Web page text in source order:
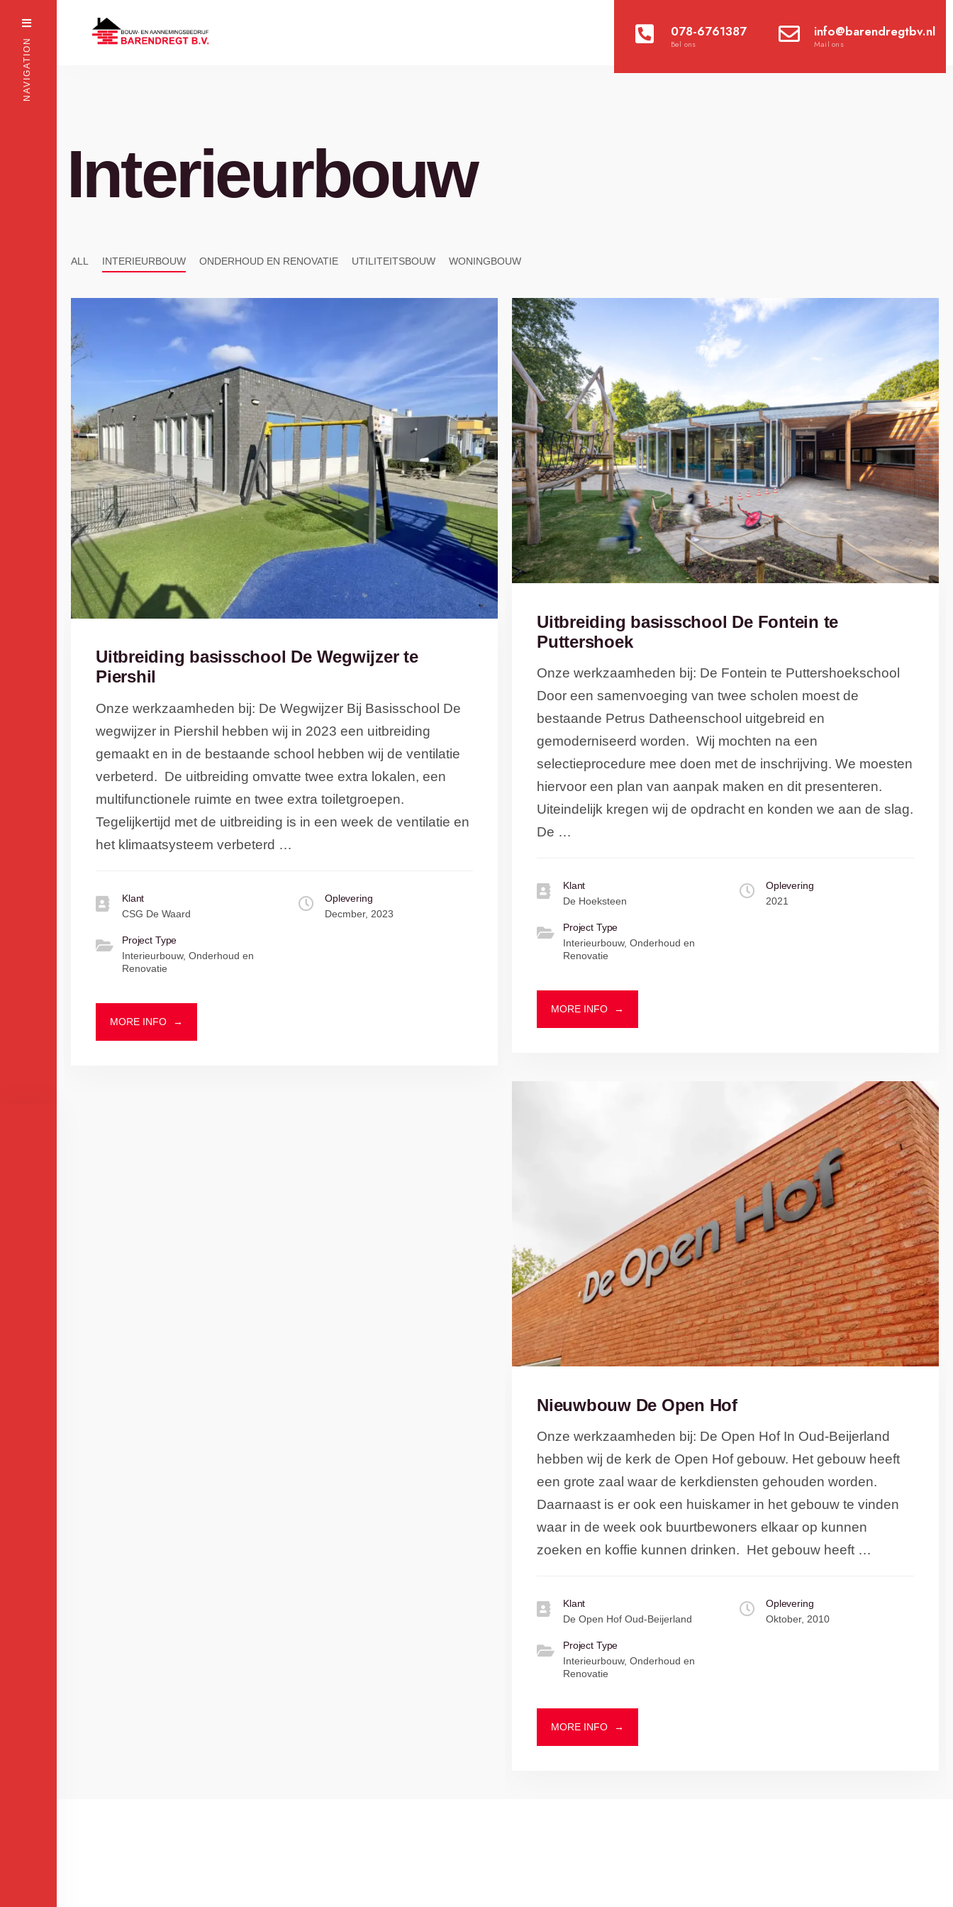
NAVIGATION
078-6761387
Bel ons
info@barendregtbv.nl
Mail ons
Interieurbouw
ALL INTERIEURBOUW ONDERHOUD EN RENOVATIE UTILITEITSBOUW WONINGBOUW
Uitbreiding basisschool De Wegwijzer te
Piershil
Onze werkzaamheden bij: De Wegwijzer Bij Basisschool De
wegwijzer in Piershil hebben wij in 2023 een uitbreiding
gemaakt en in de bestaande school hebben wij de ventilatie
verbeterd. De uitbreiding omvatte twee extra lokalen, een
multifunctionele ruimte en twee extra toiletgroepen.
Tegelijkertijd met de uitbreiding is in een week de ventilatie en
het klimaatsysteem verbeterd …
Klant
CSG De Waard
Oplevering
Decmber, 2023
Project Type
Interieurbouw, Onderhoud en
Renovatie
MORE INFO →
Uitbreiding basisschool De Fontein te
Puttershoek
Onze werkzaamheden bij: De Fontein te Puttershoekschool
Door een samenvoeging van twee scholen moest de
bestaande Petrus Datheenschool uitgebreid en
gemoderniseerd worden. Wij mochten na een
selectieprocedure mee doen met de inschrijving. We moesten
hiervoor een plan van aanpak maken en dit presenteren.
Uiteindelijk kregen wij de opdracht en konden we aan de slag.
De …
Klant
De Hoeksteen
Oplevering
2021
Project Type
Interieurbouw, Onderhoud en
Renovatie
MORE INFO →
Nieuwbouw De Open Hof
Onze werkzaamheden bij: De Open Hof In Oud-Beijerland
hebben wij de kerk de Open Hof gebouw. Het gebouw heeft
een grote zaal waar de kerkdiensten gehouden worden.
Daarnaast is er ook een huiskamer in het gebouw te vinden
waar in de week ook buurtbewoners elkaar op kunnen
zoeken en koffie kunnen drinken. Het gebouw heeft …
Klant
De Open Hof Oud-Beijerland
Oplevering
Oktober, 2010
Project Type
Interieurbouw, Onderhoud en
Renovatie
MORE INFO →